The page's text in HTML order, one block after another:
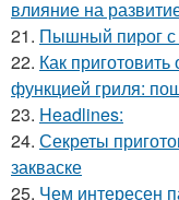
влияние на
21. Пышный пирог
22. Как
функцией гриля:
23. Headlines:
24. Секреты
закваске
25. Чем интересен